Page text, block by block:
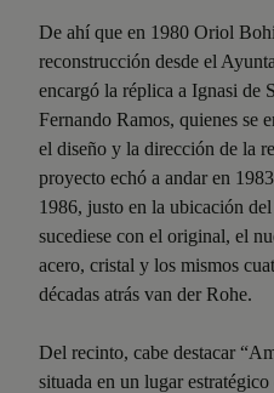
De ahí que en 1980 Oriol
reconstrucción desde el
encargó la réplica a Ignasi
Fernando Ramos, quienes se
el diseño y la dirección de la
proyecto echó a andar en
1986, justo en la ubicación
sucediese con el original, el
acero, cristal y los mismos
décadas atrás van der Rohe.
Del recinto, cabe destacar
situada en un lugar